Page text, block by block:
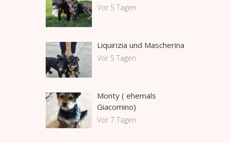
Vor 5 Tagen
Liquirizia und Mascherina
Vor 5 Tagen
Monty ( ehemals
Giacomino)
Vor 7 Tagen